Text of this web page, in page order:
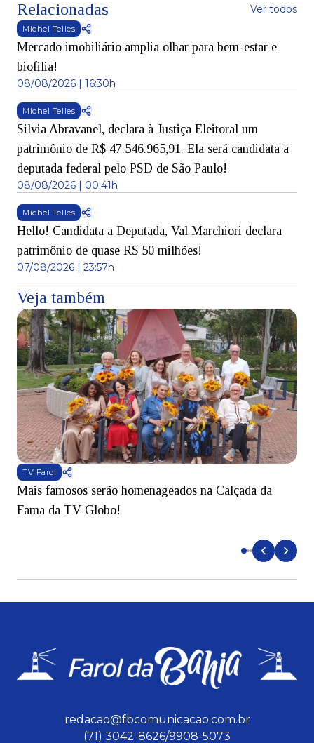
Relacionadas Ver todos
Michel Telles
Mercado imobiliário amplia olhar para bem-estar e
biofilia!
08/08/2026 | 16:30h
Michel Telles
Silvia Abravanel, declara à Justiça Eleitoral um
patrimônio de R$ 47.546.965,91. Ela será candidata a
deputada federal pelo PSD de São Paulo!
08/08/2026 | 00:41h
Michel Telles
Hello! Candidata a Deputada, Val Marchiori declara
patrimônio de quase R$ 50 milhões!
07/08/2026 | 23:57h
Veja também
TV Farol
Mais famosos serão homenageados na Calçada da
Fama da TV Globo!
redacao@fbcomunicacao.com.br
(71) 3042-8626/9908-5073